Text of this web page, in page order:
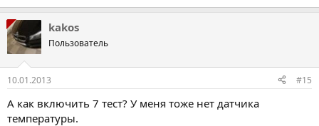
kakos
Пользователь
10.01.2013 #15
А как включить 7 тест? У меня тоже нет датчика
температуры.